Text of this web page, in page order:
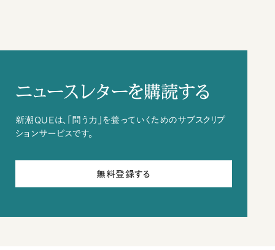
ニュースレターを購読する
新潮QUEは、「問う力」を養っていくためのサブスクリプ
ションサービスです。
無料登録する